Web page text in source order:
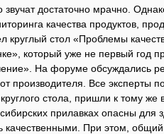
звучат достаточно мрачно.
качества продуктов,
круглый стол «Проблемы
который уже не первый год
На форуме обсуждались
производителя. Все эксперты
стола, пришли к тому же
прилавках опасны для
качественными. При этом, общий